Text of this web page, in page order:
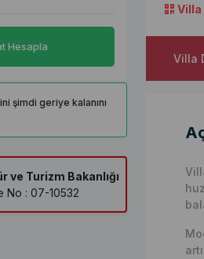
Hesapla
şimdi geriye kalanını
ve Turizm Bakanlığı
No : 07-10532
Villa
Villa